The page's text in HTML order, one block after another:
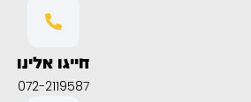
חייגו אלינו
072-2119587